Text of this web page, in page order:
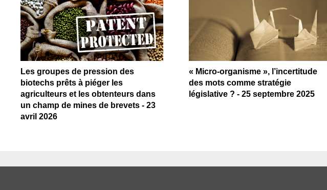
Les groupes de pression des
biotechs prêts à piéger les
agriculteurs et les obtenteurs dans
un champ de mines de brevets - 23
avril 2026
« Micro-organisme », l’incertitude
des mots comme stratégie
législative ? - 25 septembre 2025